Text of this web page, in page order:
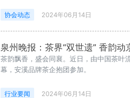
协会动态 2024年06月14日
泉州晚报：茶界“双世遗” 香韵动
茶韵飘香，盛会同襄。近日，由中国茶
幕，安溪品牌茶企抱团参加。
行业要闻 2024年06月14日